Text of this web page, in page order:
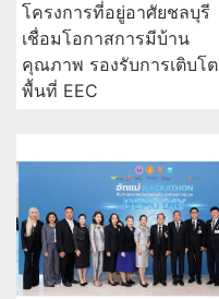
โครงการที่อยู่อาศัยชลบุรี
เชื่อมโอกาสการมีบ้าน
คุณภาพ รองรับการเติบโต
พื้นที่ EEC